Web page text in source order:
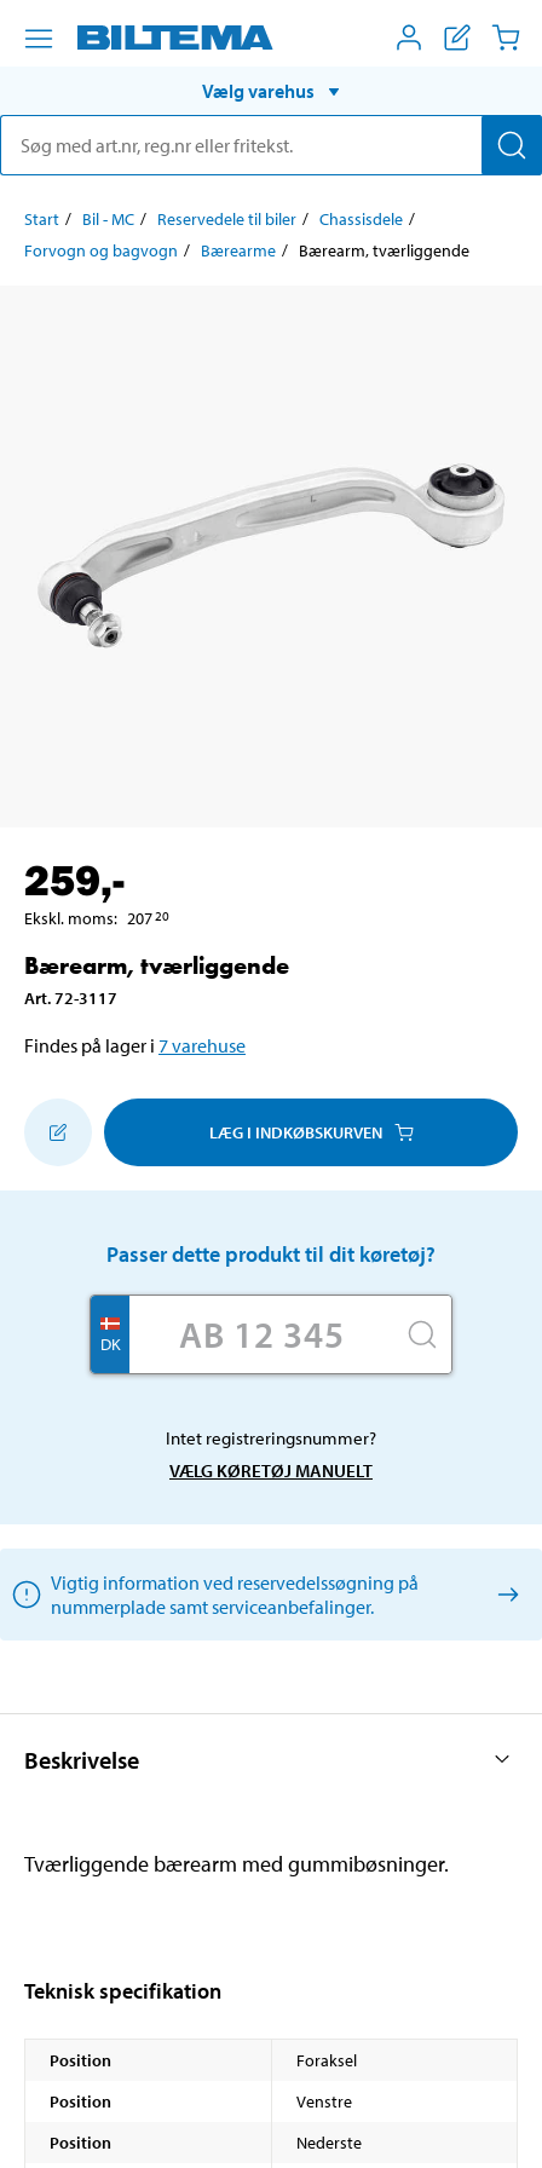
Vælg varehus
Start Bil - MC Reservedele til biler
Chassisdele
Forvogn og bagvogn
Bærearme Bærearm, tværliggende
259,-
Ekskl. moms: 20720
Bærearm, tværliggende
Art.72-3117
Findes på lager i 7varehuse
LÆG I INDKØBSKURVEN
Passer dette produkt til dit køretøj?
DK
Intet registreringsnummer?
VÆLG KØRETØJ MANUELT
Vigtig information ved reservedelssøgning på
nummerplade samt serviceanbefalinger.
Beskrivelse
Tværliggende bærearm med gummibøsninger.
Teknisk specifikation
Position
Foraksel
Position
Venstre
Position
Nederste